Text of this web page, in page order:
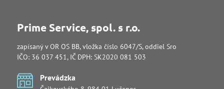
Prime Service, spol. s r.o.
zapísaný v OR OS BB, vložka číslo 6047/S, oddiel Sro
IČO: 36 037 451, IČ DPH: SK2020 081 503
Prevádzka